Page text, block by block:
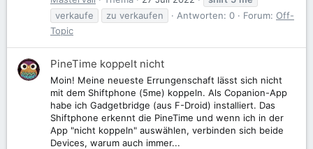
verkaufe
zu verkaufen Antworten: 0 Forum: Off-
Topic
PineTime koppelt nicht
Moin! Meine neueste Errungenschaft lässt sich nicht
mit dem Shiftphone (5me) koppeln. Als Copanion-App
habe ich Gadgetbridge (aus F-Droid) installiert. Das
Shiftphone erkennt die PineTime und wenn ich in der
App "nicht koppeln" auswählen, verbinden sich beide
Devices, warum auch immer...